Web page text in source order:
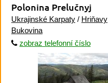
Polonina Prelučnyj
Ukrajinské Karpaty / Hriňavy
Bukovina
zobraz telefonní číslo